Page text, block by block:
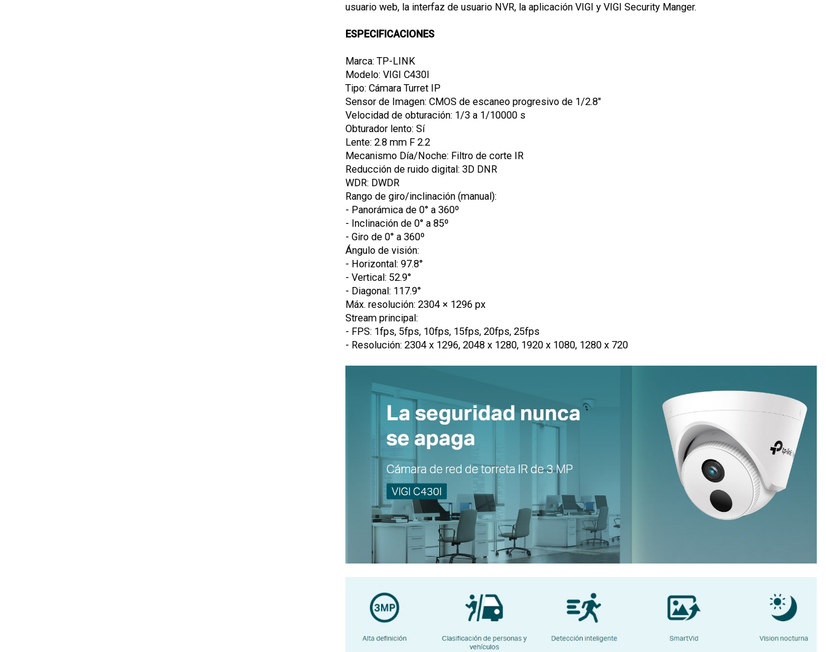
usuario web, la interfaz de usuario NVR, la aplicación VIGI y VIGI Security Manger.
ESPECIFICACIONES
Marca: TP-LINK
Modelo: VIGI C430I
Tipo: Cámara Turret IP
Sensor de Imagen: CMOS de escaneo progresivo de 1/2.8"
Velocidad de obturación: 1/3 a 1/10000 s
Obturador lento: Sí
Lente: 2.8 mm F 2.2
Mecanismo Día/Noche: Filtro de corte IR
Reducción de ruido digital: 3D DNR
WDR: DWDR
Rango de giro/inclinación (manual):
- Panorámica de 0° a 360º
- Inclinación de 0° a 85º
- Giro de 0° a 360º
Ángulo de visión:
- Horizontal: 97.8°
- Vertical: 52.9°
- Diagonal: 117.9°
Máx. resolución: 2304 × 1296 px
Stream principal:
- FPS: 1fps, 5fps, 10fps, 15fps, 20fps, 25fps
- Resolución: 2304 x 1296, 2048 x 1280, 1920 x 1080, 1280 x 720